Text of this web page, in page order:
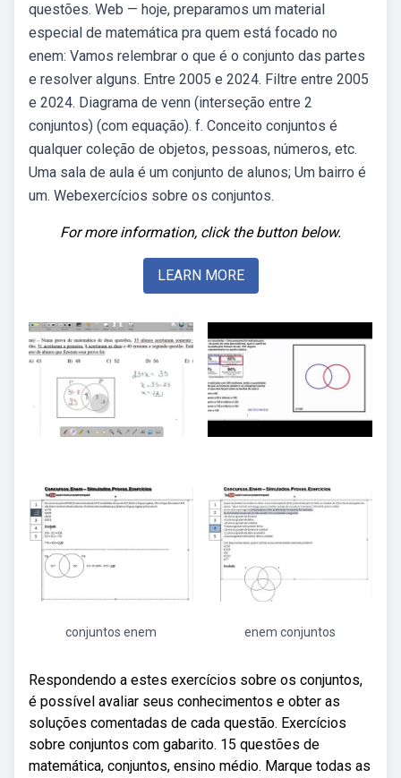
questões. Web — hoje, preparamos um material
especial de matemática pra quem está focado no
enem: Vamos relembrar o que é o conjunto das partes
e resolver alguns. Entre 2005 e 2024. Filtre entre 2005
e 2024. Diagrama de venn (interseção entre 2
conjuntos) (com equação). f. Conceito conjuntos é
qualquer coleção de objetos, pessoas, números, etc.
Uma sala de aula é um conjunto de alunos; Um bairro é
um. Webexercícios sobre os conjuntos.
For more information, click the button below.
LEARN MORE
conjuntos enem enem conjuntos
Respondendo a estes exercícios sobre os conjuntos,
é possível avaliar seus conhecimentos e obter as
soluções comentadas de cada questão. Exercícios
sobre conjuntos com gabarito. 15 questões de
matemática, conjuntos, ensino médio. Marque todas as